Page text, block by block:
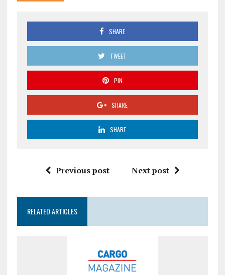
SHARE
TWEET
PIN
SHARE
SHARE
Previous post Next post
RELATED ARTICLES